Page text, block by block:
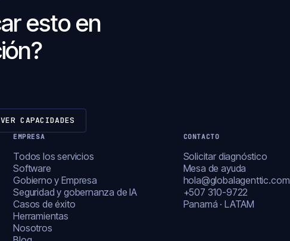
esto en
VER CAPACIDADES
EMPRESA
Todos los servicios
Software
Gobierno y Empresa
Seguridad y gobernanza de IA
Casos de éxito
Herramientas
Nosotros
CONTACTO
Solicitar diagnóstico
Mesa de ayuda
hola@globalagenttic.com
+507 310-9722
Panamá · LATAM